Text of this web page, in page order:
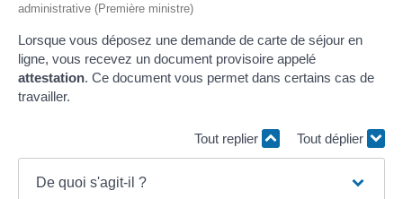
administrative (Première ministre)
Lorsque vous déposez une demande de carte de séjour en
ligne, vous recevez un document provisoire appelé
attestation. Ce document vous permet dans certains cas de
travailler.
Tout replier Tout déplier
De quoi s'agit-il ?